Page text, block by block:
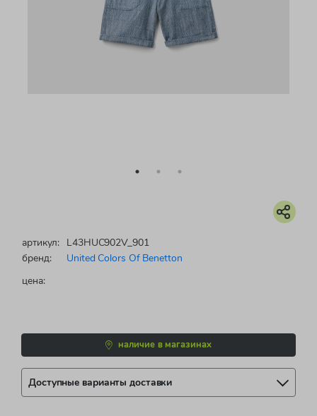
артикул: L43HUC902V_901
бренд:
United Colors Of Benetton
цена:
наличие в магазинах
Доступные варианты доставки